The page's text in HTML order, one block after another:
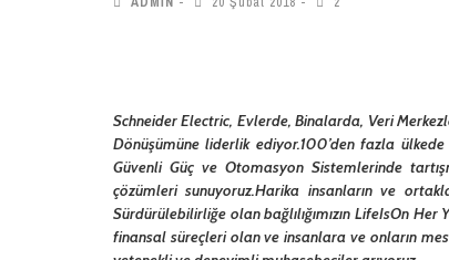
Schneider Electric, Evlerde, Binalarda, Veri
Dönüşümüne liderlik ediyor.100’den fazla
Güvenli Güç ve Otomasyon Sistemlerinde
çözümleri sunuyoruz.Harika insanların ve
Sürdürülebilirliğe olan bağlılığımızın LifeIsOn Her
finansal süreçleri olan ve insanlara ve onların